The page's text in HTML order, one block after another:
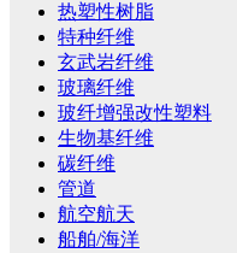
热塑性树脂
特种纤维
玄武岩纤维
玻璃纤维
玻纤增强改性塑料
生物基纤维
碳纤维
管道
航空航天
船舶/海洋